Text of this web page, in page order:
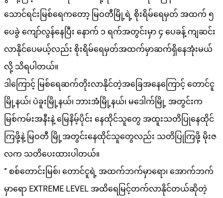
သောင်ရင်းမြစ်ရေကတော့ မြဝတီမြို့ရဲ့ စိုးရိမ်ရေမှတ် အထက် ၅
ပေခွဲ ကျော်လွန်နေပြီး နောက် ၁ ရက်အတွင်းမှာ ၄ ပေခန့် ကျဆင်း
လာနိုင်ပေမယ့်လည်း စိုးရိမ်ရေမှတ်အထက်မှာဆက်ရှိနေအုံးမယ်
လို့ သိရပါတယ်။
ဒါကြောင့် မြစ်ရေဆက်တိုးလာနိုင်တဲ့အခြေအနေကြောင့် တောင်ငူ
မြို့နယ်၊ ပဲခူးမြို့နယ်၊ ဘားအံမြို့နယ်၊ မဒေါက်မြို့ အတွင်းက
မြစ်ကမ်းအနီးနဲ့ မြေနိမ့်ပိုင်း နေထိုင်သူတွေ အထူးသတိပြုနေထိုင်
ကြဖို့နဲ့ မြဝတီ မြို့အတွင်းနေထိုင်သူတွေလည်း သတိပြုကြဖို့ မိုးဇ
လက သတိပေးထားပါတယ်။
” စစ်တောင်းမြစ်၊ တောင်ငူရဲ့ အထက်ဘက်မှာရော၊ အောက်ဘက်
မှာရော EXTREME LEVEL အထိရေမြင့်တက်လာနိုင်တယ်ဆိုတဲ့